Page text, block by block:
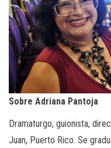
Sobre Adriana Pantoja
Dramaturgo, guionista,
Juan, Puerto Rico. Se